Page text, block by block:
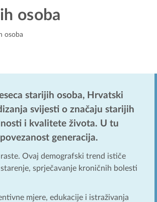
osoba
osoba
starijih osoba, Hrvatski
svijesti o značaju starijih
i kvalitete života. U tu
generacija.
Ovaj demografski trend ističe
sprječavanje kroničnih bolesti
mjere, edukacije i istraživanja